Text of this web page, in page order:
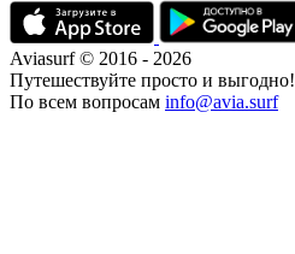
Aviasurf © 2016 - 2026
Путешествуйте просто и выгодно!
По всем вопросам info@avia.surf